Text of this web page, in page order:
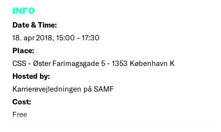
INFO
Date & Time:
18. apr 2018, 15:00 - 17:30
Place:
CSS - Øster Farimagsgade 5 - 1353 København K
Hosted by:
Karrierevejledningen på SAMF
Cost:
Free